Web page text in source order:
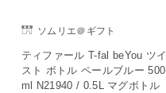
ソムリエ＠ギフト
ティファール T-fal beYou ツイ
スト ボトル ペールブルー 500
ml N21940 / 0.5L マグボトル